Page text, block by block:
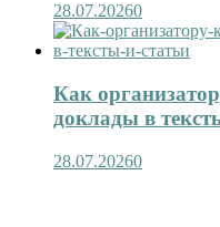
28.07.20260
Как
доклады в
28.07.20260